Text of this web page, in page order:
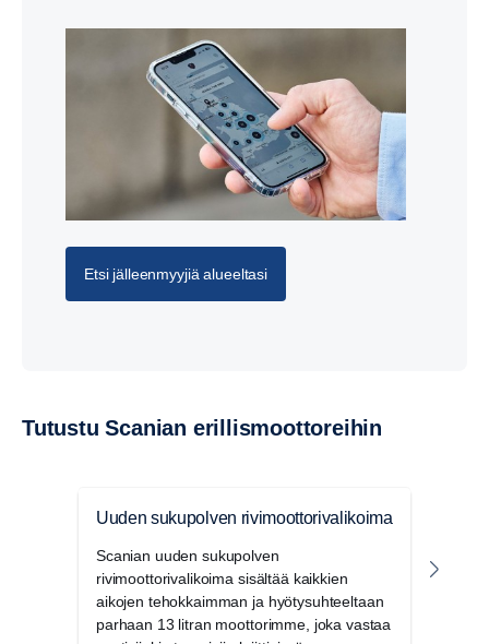
antavat neuvoja, opastusta ja käytännön apua
asennuksen alkuvaiheessa.
Tämä tarkoittaa, että voimajärjestelmä määritetään oikein
ja asennus tapahtuu asianmukaisesti, jolloin tuloksena
on täydellinen integrointi eri ohjelmisto- ja
laitteistokomponenttien välillä.
täyttyvät ja tuote on mahdollisimman luotettava, tehokas
Etsi jälleenmyyjiä alueeltasi
Tutustu Scanian erillismoottoreihin
Uuden sukupolven rivimoottorivalikoima
Scanian uuden sukupolven
rivimoottorivalikoima sisältää kaikkien
aikojen tehokkaimman ja hyötysuhteeltaan
parhaan 13 litran moottorimme, joka vastaa